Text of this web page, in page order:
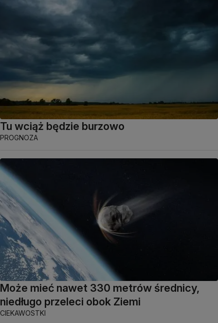
Tu wciąż będzie burzowo
PROGNOZA
Może mieć nawet 330 metrów średnicy,
niedługo przeleci obok Ziemi
CIEKAWOSTKI